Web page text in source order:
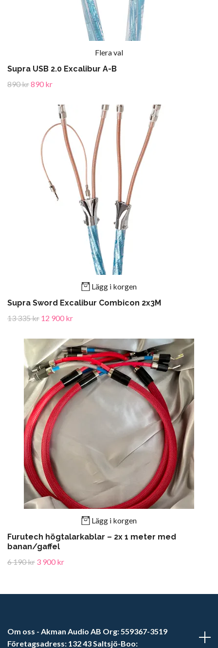
Flera val
Supra USB 2.0 Excalibur A-B
890 kr890 kr
Lägg i korgen
Supra Sword Excalibur Combicon 2x3M
13 335 kr 12 900 kr
Lägg i korgen
Furutech högtalarkablar – 2x 1 meter med
banan/gaffel
6 190 kr 3 900 kr
Om oss - Akman Audio AB Org: 559367-3519
Företagsadress: 132 43 Saltsjö-Boo: